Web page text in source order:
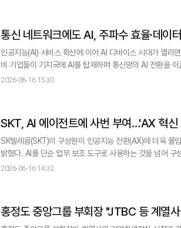
통신 네트워크에도 AI, 주파수 효율·데이
인공지능(AI) 서비스 확산에 이어 AI 디바이스 시대가 열리
비 기업들이 기지국에 AI를 탑재하며 통신망의 AI 전환을 이끌고 있다. 16일 업계에 따르면 에릭슨은
국 베이스밴드와 라디오에 직접 적용하는 'AI 인 랜(AI in
2026-06-16 15:30
SKT, AI 에이전트에 사번 부여…'AX 혁신
SK텔레콤(SKT)이 구성원이 인공지능 전환(AX)에 더욱
밝혔다. AI를 단순 업무 보조 도구로 사용하는 것을 넘어 구성원처럼 활용
(CEO)는 지난주 경기도 이천 SKMS연구소에서 열린
2026-06-16 14:32
홍정도 중앙그룹 부회장 "JTBC 등 계열